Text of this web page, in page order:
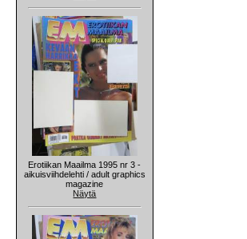
Erotiikan Maailma 1995 nr 3 -
aikuisviihdelehti / adult graphics
magazine
Näytä